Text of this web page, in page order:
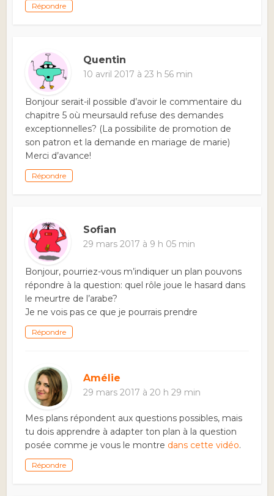
Répondre
Quentin
10 avril 2017 à 23 h 56 min
Bonjour serait-il possible d’avoir le commentaire du
chapitre 5 où meursauld refuse des demandes
exceptionnelles? (La possibilite de promotion de
son patron et la demande en mariage de marie)
Merci d’avance!
Répondre
Sofian
29 mars 2017 à 9 h 05 min
Bonjour, pourriez-vous m’indiquer un plan pouvons
répondre à la question: quel rôle joue le hasard dans
le meurtre de l’arabe?
Je ne vois pas ce que je pourrais prendre
Répondre
Amélie
29 mars 2017 à 20 h 29 min
Mes plans répondent aux questions possibles, mais
tu dois apprendre à adapter ton plan à la question
posée comme je vous le montre dans cette vidéo.
Répondre